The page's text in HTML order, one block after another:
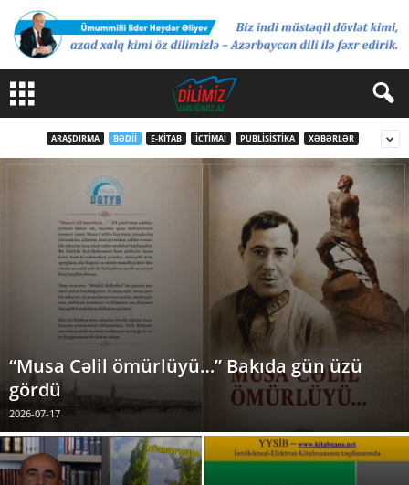
ARAŞDIRMA BƏDII E-KITAB İCTIMAI PUBLISISTIKA XƏBƏRLƏR
“Musa Cəlil ömürlüyü…” Bakıda gün üzü
gördü
2026-07-17